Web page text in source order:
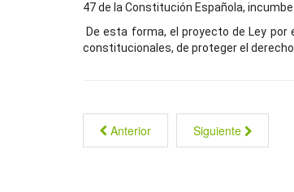
47 de la Constitución Española,
De esta forma, el proyecto de Ley
constitucionales, de proteger el
Anterior Siguiente